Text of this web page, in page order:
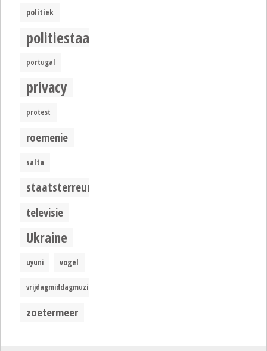
politiek
politiestaat
portugal
privacy
protest
roemenie
salta
staatsterreur
televisie
Ukraine
uyuni vogel
vrijdagmiddagmuziek
zoetermeer